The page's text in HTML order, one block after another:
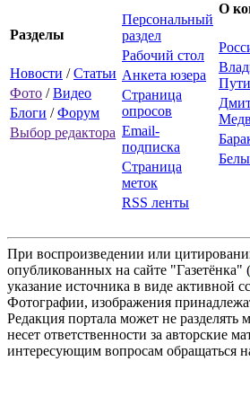
Разделы
Новости /Статьи
Фото /Видео
Блоги /Форум
Выбор редактора
Персональный
раздел
Рабочий стол
Анкета юзера
Страница
опросов
Email-
подписка
Страница
меток
RSS ленты
О
При воспроизведении или
опубликованных на сайте "Газетёнка" (
указание источника в виде активной
Фотографии, изображения
Редакция портала может не разделять
несет ответственности за авторские
интересующим вопросам обращаться